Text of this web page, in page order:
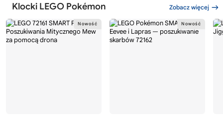
Klocki LEGO Pokémon Zobacz więcej